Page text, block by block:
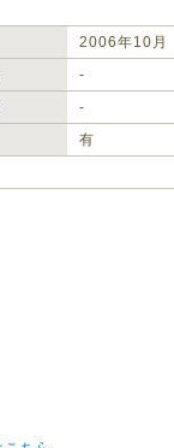
2006年10月
‐
‐
有